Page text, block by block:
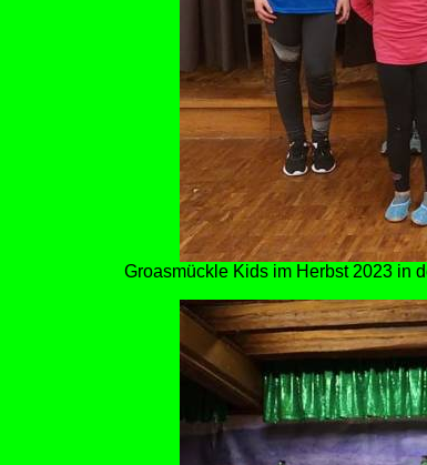
Groasmückle Kids im Herbst 2023 in